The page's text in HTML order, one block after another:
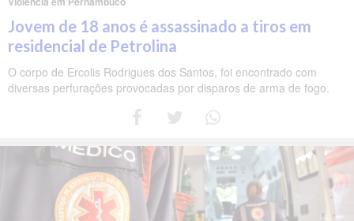
Jovem de 18 anos é assassinado a tiros em
residencial de Petrolina
O corpo de Ercolis Rodrigues dos Santos, foi encontrado com
diversas perfurações provocadas por disparos de arma de fogo.